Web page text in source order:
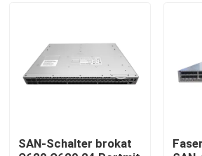
Fabrik-Ausflug
Treten Sie mit uns in Verbindung
SAN-Schalter brokat